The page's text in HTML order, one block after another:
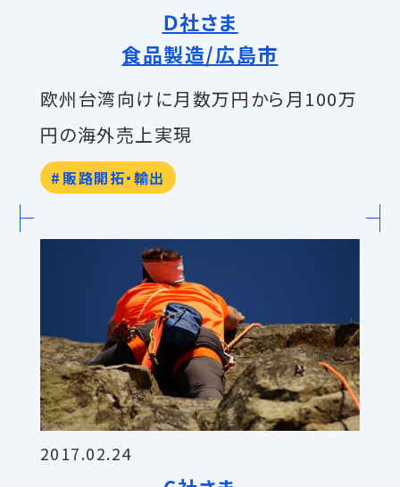
Ｄ社さま
食品製造/広島市
欧州台湾向けに月数万円から月100万
円の海外売上実現
販路開拓・輸出
2017.02.24